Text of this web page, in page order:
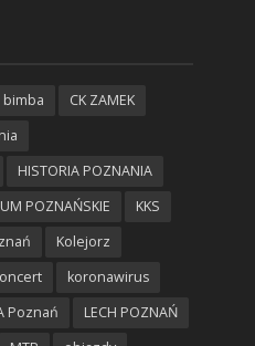
bimba
CK ZAMEK
HISTORIA POZNANIA
POZNAŃSKIE
KKS
Kolejorz
koronawirus
Poznań
LECH POZNAŃ